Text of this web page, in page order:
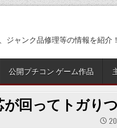
ジャンク品修理等の情報を紹介！
公開プチコン ゲーム作品
が回ってトガり